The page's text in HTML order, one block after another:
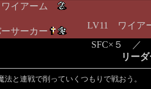
イアーム
LV11 ワイア
サーカー
SFC×５ ／
リー
法と連戦で削っていくつもりで戦おう。